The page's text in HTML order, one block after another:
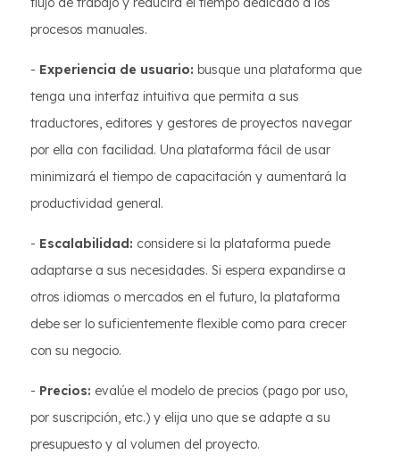
procesos manuales.
- Experiencia de usuario: busque una plataforma que
tenga una interfaz intuitiva que permita a sus
traductores, editores y gestores de proyectos navegar
por ella con facilidad. Una plataforma fácil de usar
minimizará el tiempo de capacitación y aumentará la
productividad general.
- Escalabilidad: considere si la plataforma puede
adaptarse a sus necesidades. Si espera expandirse a
otros idiomas o mercados en el futuro, la plataforma
debe ser lo suficientemente flexible como para crecer
con su negocio.
- Precios: evalúe el modelo de precios (pago por uso,
por suscripción, etc.) y elija uno que se adapte a su
presupuesto y al volumen del proyecto.